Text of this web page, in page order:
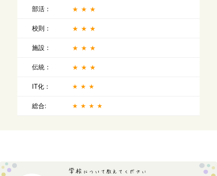
部活： ★★★
校則： ★★★
施設： ★★★
伝統： ★★★
IT化： ★★★
総合: ★★★★